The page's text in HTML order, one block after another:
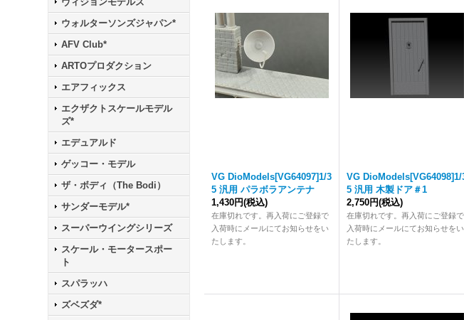
ウォルターソンズジャパン*
AFV Club*
ARTOプロダクション
エアフィックス
エクザクトスケールモデル
ズ*
エデュアルド
ゲッコー・モデル
ザ・ボディ（The Bodi）
サンダーモデル*
スーパーウイングシリーズ
スケール・モータースポー
ト
スパラッハ
ズベズダ*
VG DioModels[VG64097]1/3
5 汎用 パラボラアンテナ
1,430円(税込)
在庫切れです。再入荷にご登録で
入荷時にメールにてお知らせをい
たします。
VG DioModels[VG64098]1/
5 汎用 木製ドア＃1
2,750円(税込)
在庫切れです。再入荷にご登録で
入荷時にメールにてお知らせをい
たします。